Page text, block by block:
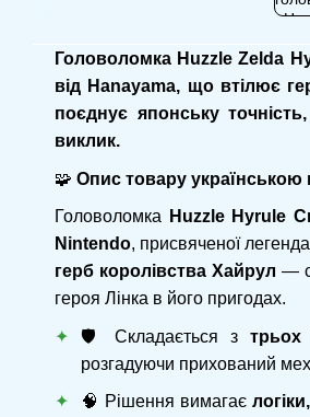
Головоломка Huzzle Zelda
від Hanayama, що втілює
поєднує японську
виклик.
🧩 Опис товару
Головоломка Huzzle Hyrule
Nintendo, присвяченої
герб королівства Хайрул —
героя Лінка в його пригодах.
🛡️ Складається з трьох
розгадуючи прихований
🧠 Рішення вимагає